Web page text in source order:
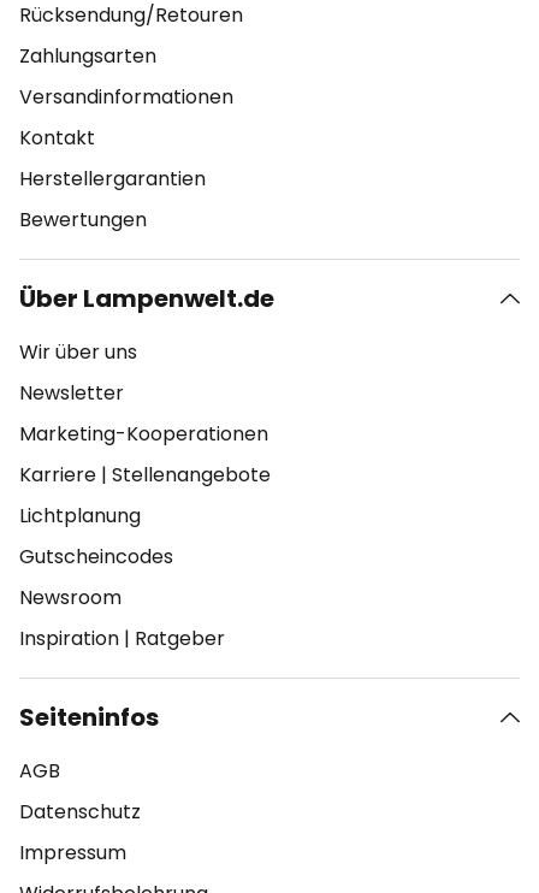
Rücksendung/Retouren
Zahlungsarten
Versandinformationen
Kontakt
Herstellergarantien
Bewertungen
Über Lampenwelt.de
Wir über uns
Newsletter
Marketing-Kooperationen
Karriere | Stellenangebote
Lichtplanung
Gutscheincodes
Newsroom
Inspiration | Ratgeber
Seiteninfos
AGB
Datenschutz
Impressum